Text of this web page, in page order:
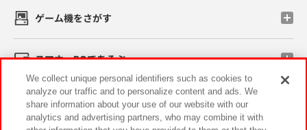
ゲーム機をさがす
スマホ・PCであそぶ
イベント・キャンペーン
We collect unique personal identifiers such as cookies to
analyze our traffic and to personalize content and ads. We
share information about your use of our website with our
analytics and advertising partners, who may combine it with